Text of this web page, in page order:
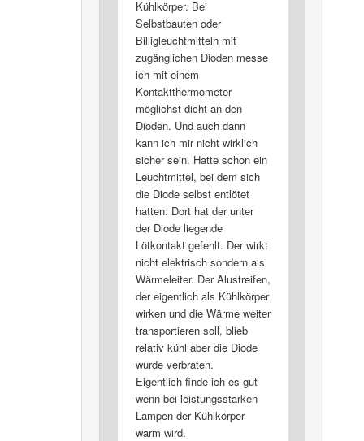
Kühlkörper. Bei
Selbstbauten oder
Billigleuchtmitteln mit
zugänglichen Dioden messe
ich mit einem
Kontaktthermometer
möglichst dicht an den
Dioden. Und auch dann
kann ich mir nicht wirklich
sicher sein. Hatte schon ein
Leuchtmittel, bei dem sich
die Diode selbst entlötet
hatten. Dort hat der unter
der Diode liegende
Lötkontakt gefehlt. Der wirkt
nicht elektrisch sondern als
Wärmeleiter. Der Alustreifen,
der eigentlich als Kühlkörper
wirken und die Wärme weiter
transportieren soll, blieb
relativ kühl aber die Diode
wurde verbraten.
Eigentlich finde ich es gut
wenn bei leistungsstarken
Lampen der Kühlkörper
warm wird.